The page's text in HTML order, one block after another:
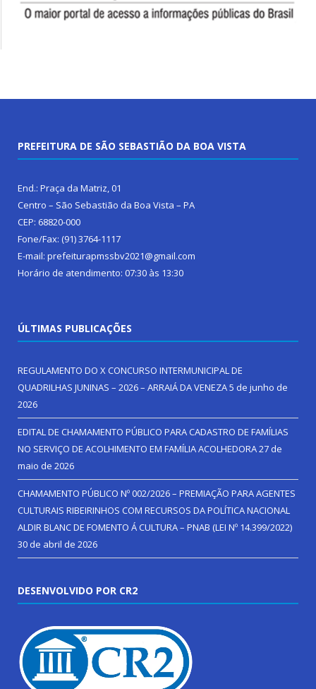
PREFEITURA DE SÃO SEBASTIÃO DA BOA VISTA
End.: Praça da Matriz, 01
Centro – São Sebastião da Boa Vista – PA
CEP: 68820-000
Fone/Fax: (91) 3764-1117
E-mail: prefeiturapmssbv2021@gmail.com
Horário de atendimento: 07:30 às 13:30
ÚLTIMAS PUBLICAÇÕES
REGULAMENTO DO X CONCURSO INTERMUNICIPAL DE
QUADRILHAS JUNINAS – 2026 – ARRAIÁ DA VENEZA5 de junho de
2026
EDITAL DE CHAMAMENTO PÚBLICO PARA CADASTRO DE FAMÍLIAS
NO SERVIÇO DE ACOLHIMENTO EM FAMÍLIA ACOLHEDORA27 de
maio de 2026
CHAMAMENTO PÚBLICO Nº 002/2026 – PREMIAÇÃO PARA AGENTES
CULTURAIS RIBEIRINHOS COM RECURSOS DA POLÍTICA NACIONAL
ALDIR BLANC DE FOMENTO Á CULTURA – PNAB (LEI Nº 14.399/2022)
30 de abril de 2026
DESENVOLVIDO POR CR2